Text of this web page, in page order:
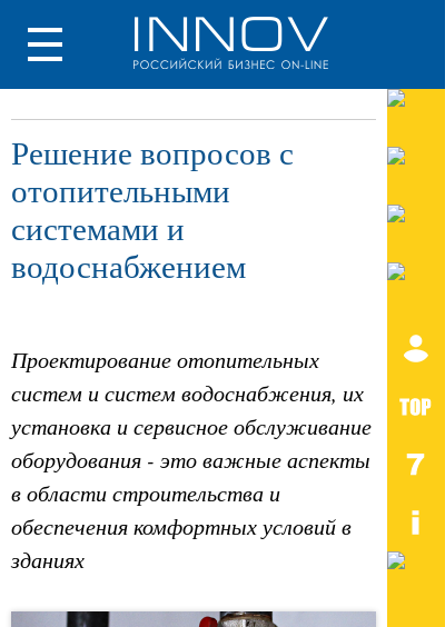
Решение вопросов с
отопительными
системами и
водоснабжением
Проектирование отопительных
систем и систем водоснабжения, их
установка и сервисное обслуживание
оборудования - это важные аспекты
в области строительства и
обеспечения комфортных условий в
зданиях